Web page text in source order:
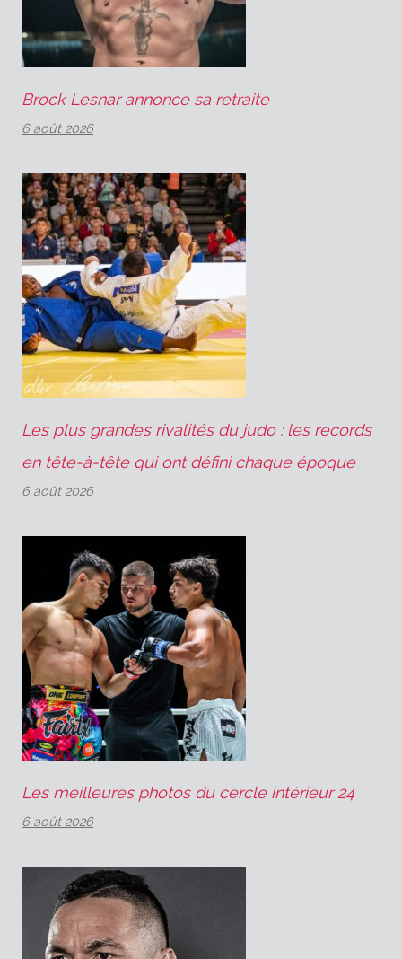
Brock Lesnar annonce sa retraite
6 août 2026
Les plus grandes rivalités du judo : les records
en tête-à-tête qui ont défini chaque époque
6 août 2026
Les meilleures photos du cercle intérieur 24
6 août 2026